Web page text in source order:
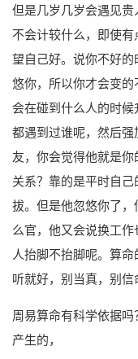
但是几岁几岁会遇见贵
不会计较什么，即使
望自己好。说你不好
悠你，所以你才会变
会在碰到什么人的时候
都遇到过谁呢，然后
友，你会觉得他就是
关系？靠的是平时自
拔。但是他忽悠你了
么官，他又会说换工
人抬脚不抬脚呢。算
听就好，别当真，别信
周易算命有科学依据
产生的，